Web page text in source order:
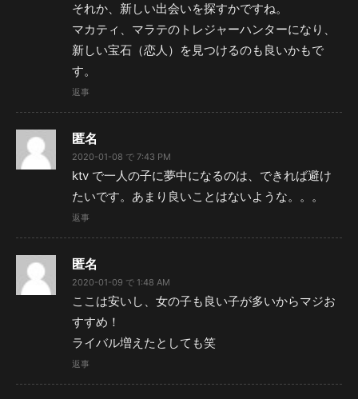
それか、新しい出会いを探すかですね。
マカティ、マラテのトレジャーハンターになり、
新しい宝石（恋人）を見つけるのも良いかもで
す。
返事
匿名
2020-01-08 で 7:43 PM
ktv で一人の子に夢中になるのは、できれば避け
たいです。あまり良いことはないような。。。
返事
匿名
2020-01-09 で 1:48 AM
ここは安いし、女の子も良い子が多いからマジお
すすめ！
ライバル増えたとしても笑
返事